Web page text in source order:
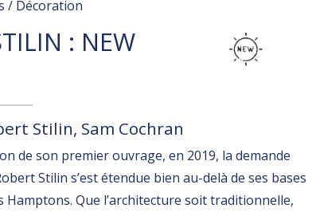
/ Décoration
: NEW
Stilin, Sam Cochran
de son premier ouvrage, en 2019, la demande
Stilin s’est étendue bien au-delà de ses bases
Hamptons. Que l’architecture soit traditionnelle,